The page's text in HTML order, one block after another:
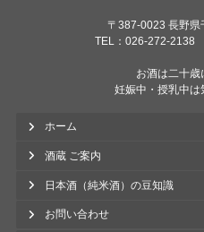
〒387-0023 長野県
TEL：026-272-2138
お酒は二十歳
妊娠中・授乳中は
ホーム
酒蔵 ご案内
日本酒（純米酒）の豆知識
お問い合わせ